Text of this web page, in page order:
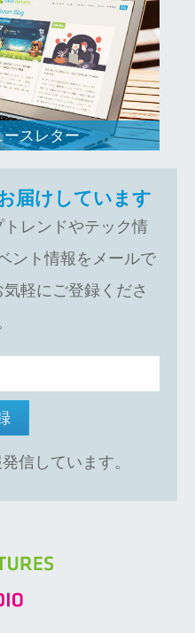
ースレター
届けしています
レンドやテック情
ント情報をメールで
軽にご登録くださ
信しています。